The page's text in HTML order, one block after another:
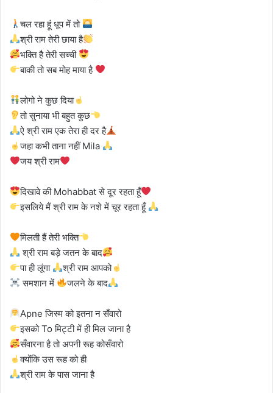
चल रहा हूं धूप में तो
श्री राम तेरी छाया है
भक्ति है तेरी सच्ची
बाकी तो सब मोह माया है
लोगो ने कुछ दिया
तो सुनाया भी बहुत कुछ
ऐ श्री राम एक तेरा ही दर है
जहा कभी ताना नहीं Mila
जय श्री राम
दिखावे की Mohabbat से दूर रहता हूँ
इसलिये मैं श्री राम के नशे में चूर रहता हूँ
मिलती हैं तेरी भक्ति
श्री राम बड़े जतन के बाद
पा ही लूंगा
श्री राम आपको
समशान में
जलने के बाद
Apne जिस्म को इतना न सँवारो
इसको To मिट्टी में ही मिल जाना है
सँवारना है तो अपनी रूह कोसँवारो
क्योंकि उस रूह को ही
श्री राम के पास जाना है